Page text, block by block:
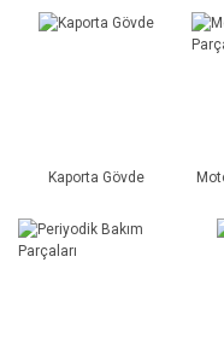
Kaporta Gövde